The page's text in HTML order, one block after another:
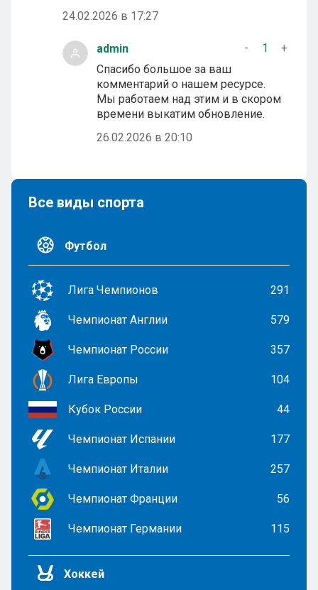
24.02.2026 в 17:27
admin - 1
+
Спасибо большое за ваш
комментарий о нашем ресурсе.
Мы работаем над этим и в скором
времени выкатим обновление.
26.02.2026 в 20:10
Все виды спорта
Футбол
Лига Чемпионов 291
Чемпионат Англии 579
Чемпионат России 357
Лига Европы 104
Кубок России 44
Чемпионат Испании 177
Чемпионат Италии 257
Чемпионат Франции 56
Чемпионат Германии 115
Хоккей